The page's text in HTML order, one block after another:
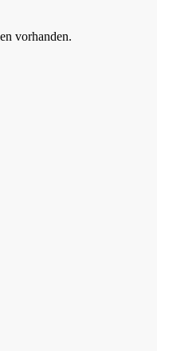
vorhanden.